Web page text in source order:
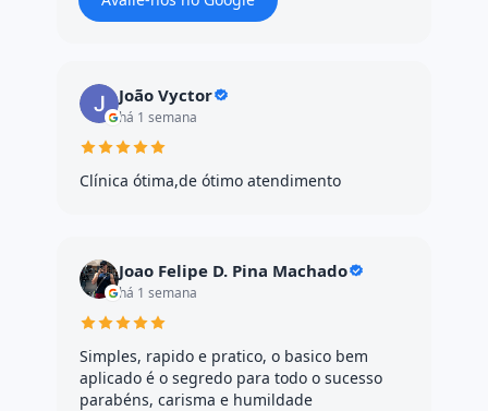
João Vyctor
há 1 semana
Clínica ótima,de ótimo atendimento
Joao Felipe D. Pina Machado
há 1 semana
Simples, rapido e pratico, o basico bem
aplicado é o segredo para todo o sucesso
parabéns, carisma e humildade